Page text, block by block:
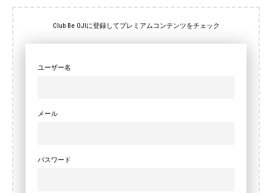
Club Be OJIに登録してプレミアムコンテンツをチェック
ユーザー名
メール
パスワード